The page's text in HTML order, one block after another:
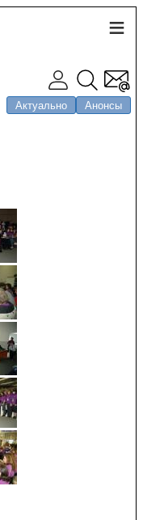
Актуально Анонсы